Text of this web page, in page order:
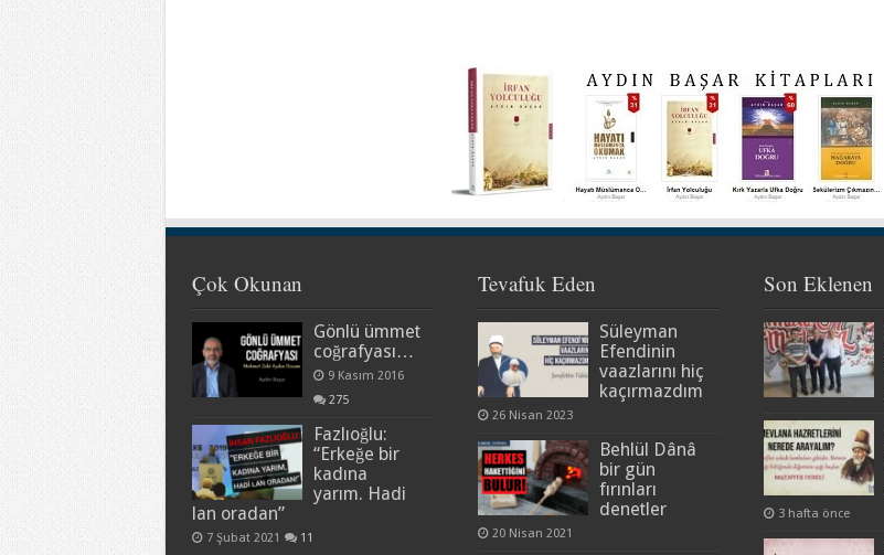
Çok Okunan
Gönlü ümmet
coğrafyası…
9 Kasım 2016
275
Fazlıoğlu:
“Erkeğe bir
kadına
yarım. Hadi
lan oradan”
7 Şubat 2021 11
Tevafuk Eden
Süleyman
Efendinin
vaazlarını hiç
kaçırmazdım
26 Nisan 2023
Behlül Dânâ
bir gün
fırınları
denetler
20 Nisan 2021
Son Eklenen
3 hafta önce